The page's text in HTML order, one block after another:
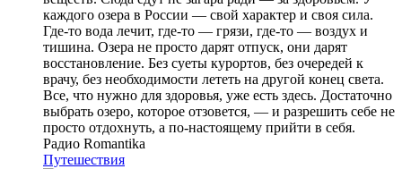
каждого озера в России — свой характер и своя сила.
Где-то вода лечит, где-то — грязи, где-то — воздух и
тишина. Озера не просто дарят отпуск, они дарят
восстановление. Без суеты курортов, без очередей к
врачу, без необходимости лететь на другой конец света.
Все, что нужно для здоровья, уже есть здесь. Достаточно
выбрать озеро, которое отзовется, — и разрешить себе не
просто отдохнуть, а по-настоящему прийти в себя.
Радио Romantika
Путешествия